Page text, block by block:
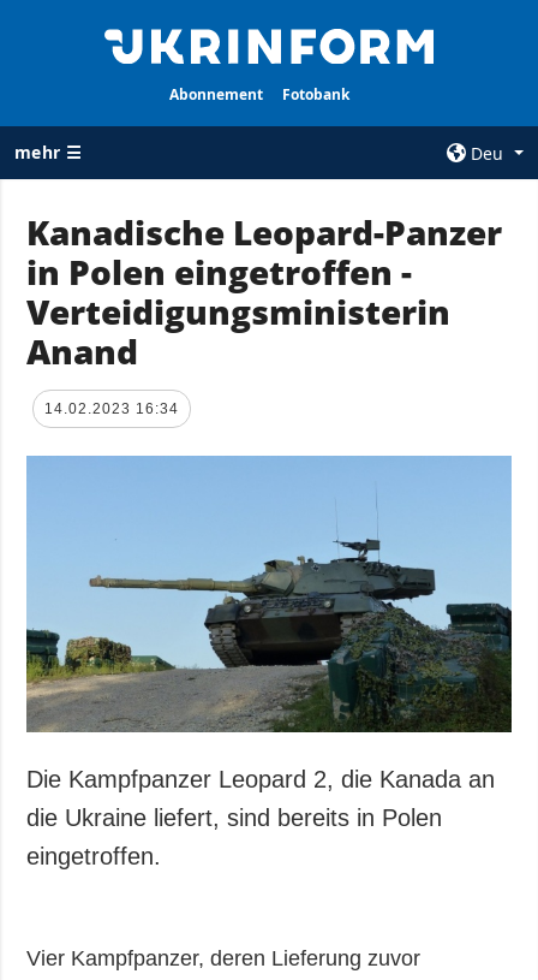
Abonnement Fotobank
mehr ☰
Deu
ALLE
RUBRIKEN
Krieg
Wiederaufbau
der Ukraine
Politik
Kultur
Kriminalität
Notstand und
Notfälle
AGENTUR
Über uns
ZUSÄTZLICH
Veröffentlichungen
Interview
LEISTUNGEN
Abonnement
Kanadische Leopard-Panzer
in Polen eingetroffen -
Verteidigungsministerin
Anand
14.02.2023 16:34
Die Kampfpanzer Leopard 2, die Kanada an
die Ukraine liefert, sind bereits in Polen
eingetroffen.
Vier Kampfpanzer, deren Lieferung zuvor